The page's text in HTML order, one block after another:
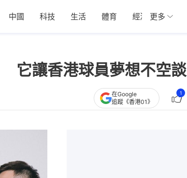
中國 科技 生活 體育 經濟 01深圳
更多
它讓香港球員夢想不空談
在Google
追蹤《香港01》
1